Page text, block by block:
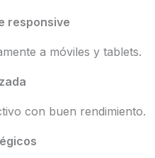
responsive
a móviles y tablets.
con buen rendimiento.